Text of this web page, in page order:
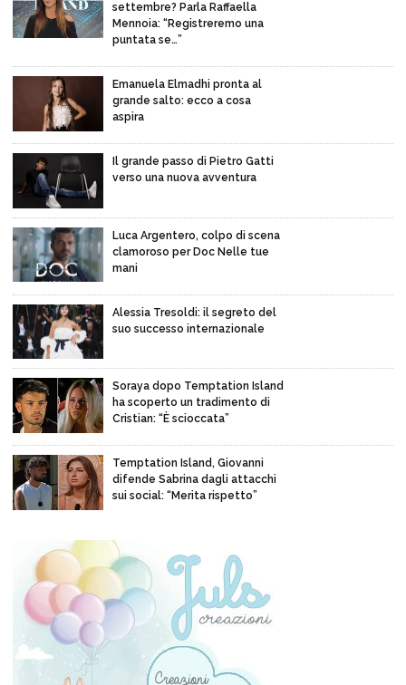
settembre? Parla Raffaella
Mennoia: “Registreremo una
puntata se…”
Emanuela Elmadhi pronta al
grande salto: ecco a cosa
aspira
Il grande passo di Pietro Gatti
verso una nuova avventura
Luca Argentero, colpo di scena
clamoroso per Doc Nelle tue
mani
Alessia Tresoldi: il segreto del
suo successo internazionale
Soraya dopo Temptation Island
ha scoperto un tradimento di
Cristian: “È scioccata”
Temptation Island, Giovanni
difende Sabrina dagli attacchi
sui social: “Merita rispetto”